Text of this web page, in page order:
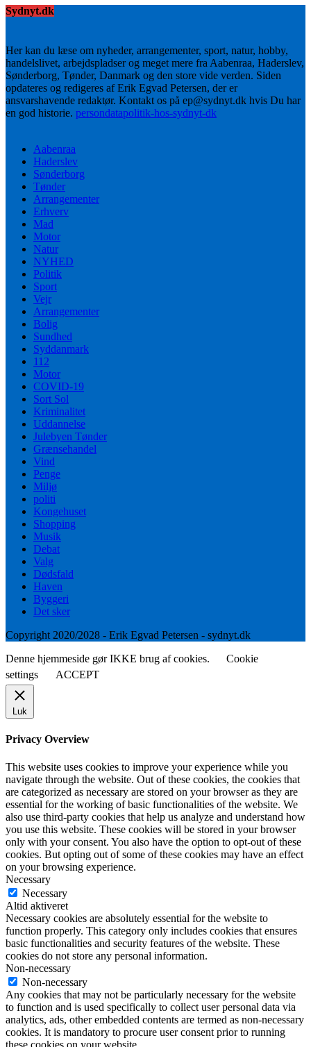
Sydnyt.dk
Her kan du læse om nyheder, arrangementer, sport, natur, hobby,
handelslivet, arbejdspladser og meget mere fra Aabenraa, Haderslev,
Sønderborg, Tønder, Danmark og den store vide verden. Siden
opdateres og redigeres af Erik Egvad Petersen, der er
ansvarshavende redaktør. Kontakt os på ep@sydnyt.dk hvis Du har
en god historie. persondatapolitik-hos-sydnyt-dk
Aabenraa
Haderslev
Sønderborg
Tønder
Arrangementer
Erhverv
Mad
Motor
Natur
NYHED
Politik
Sport
Vejr
Arrangementer
Bolig
Sundhed
Syddanmark
112
Motor
COVID-19
Sort Sol
Kriminalitet
Uddannelse
Julebyen Tønder
Grænsehandel
Vind
Penge
Miljø
politi
Kongehuset
Shopping
Musik
Debat
Valg
Dødsfald
Haven
Byggeri
Det sker
Copyright 2020/2028 - Erik Egvad Petersen - sydnyt.dk
Denne hjemmeside gør IKKE brug af cookies.
Cookie
settings
ACCEPT
Luk
Privacy Overview
This website uses cookies to improve your experience while you
navigate through the website. Out of these cookies, the cookies that
are categorized as necessary are stored on your browser as they are
essential for the working of basic functionalities of the website. We
also use third-party cookies that help us analyze and understand how
you use this website. These cookies will be stored in your browser
only with your consent. You also have the option to opt-out of these
cookies. But opting out of some of these cookies may have an effect
on your browsing experience.
Necessary
Necessary
Altid aktiveret
Necessary cookies are absolutely essential for the website to
function properly. This category only includes cookies that ensures
basic functionalities and security features of the website. These
cookies do not store any personal information.
Non-necessary
Non-necessary
Any cookies that may not be particularly necessary for the website
to function and is used specifically to collect user personal data via
analytics, ads, other embedded contents are termed as non-necessary
cookies. It is mandatory to procure user consent prior to running
these cookies on your website.